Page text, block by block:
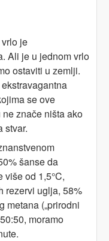
je
Ali je u jednom vrlo
ostaviti u zemlji.
se ove
znače ništa ako
stvar.
šanse da
od 1,5°C,
rezervi uglja, 58%
metana („prirodni
moramo